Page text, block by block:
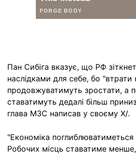
Пан Сибіга вказує, що РФ
наслідками для себе, бо "втрати
продовжуватимуть зростати, а
ставатимуть дедалі більш
глава МЗС написав у своєму X/.
"Економіка поглиблюватиметься
Робочих місць ставатиме